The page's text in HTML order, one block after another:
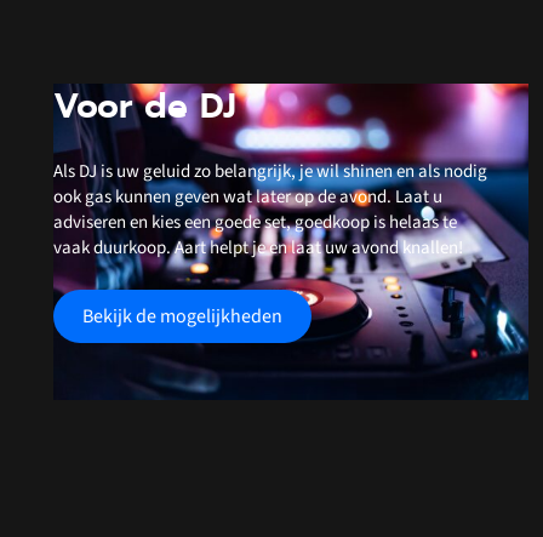
Voor de DJ
Als DJ is uw geluid zo belangrijk, je wil shinen en als nodig
ook gas kunnen geven wat later op de avond. Laat u
adviseren en kies een goede set, goedkoop is helaas te
vaak duurkoop. Aart helpt je en laat uw avond knallen!
Bekijk de mogelijkheden